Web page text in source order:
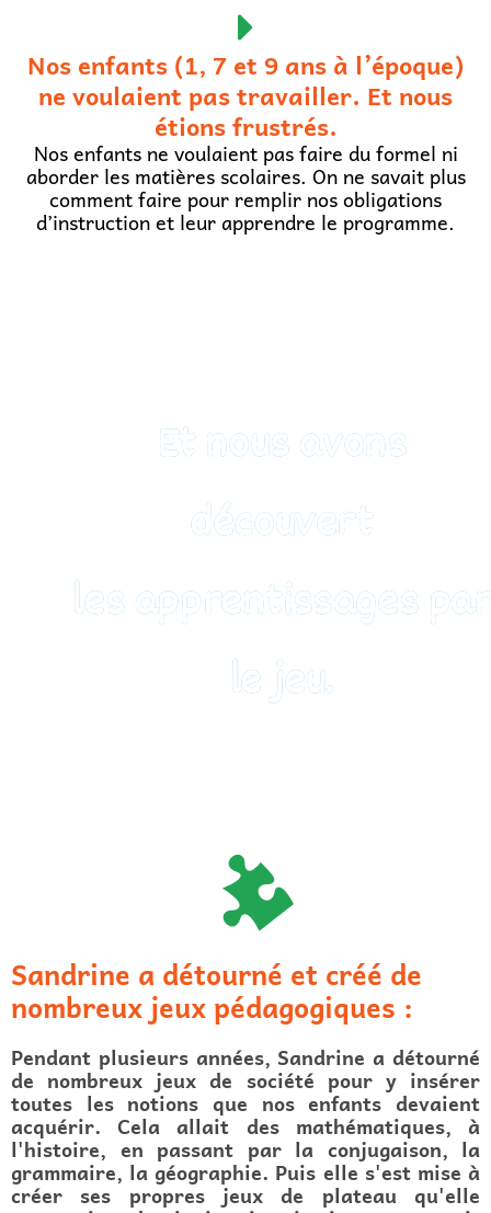
Nos enfants (1, 7 et 9 ans à l’époque)
ne voulaient pas travailler. Et nous
étions frustrés.
Nos enfants ne voulaient pas faire du formel ni
aborder les matières scolaires. On ne savait plus
comment faire pour remplir nos obligations
d’instruction et leur apprendre le programme.
Et nous avons
découvert
les apprentissages par
le jeu.
Sandrine a détourné et créé de
nombreux jeux pédagogiques :
Pendant plusieurs années, Sandrine a détourné
de nombreux jeux de société pour y insérer
toutes les notions que nos enfants devaient
acquérir. Cela allait des mathématiques, à
l'histoire, en passant par la conjugaison, la
grammaire, la géographie. Puis elle s'est mise à
créer ses propres jeux de plateau qu'elle